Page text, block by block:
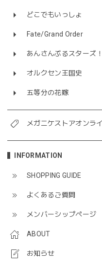
どこでもいっしょ
Fate/Grand Order
あんさんぶるスターズ！
オルクセン王国史
五等分の花嫁
メガニケストアオンラ
INFORMATION
SHOPPING GUIDE
よくあるご質問
メンバーシップページ
ABOUT
お知らせ